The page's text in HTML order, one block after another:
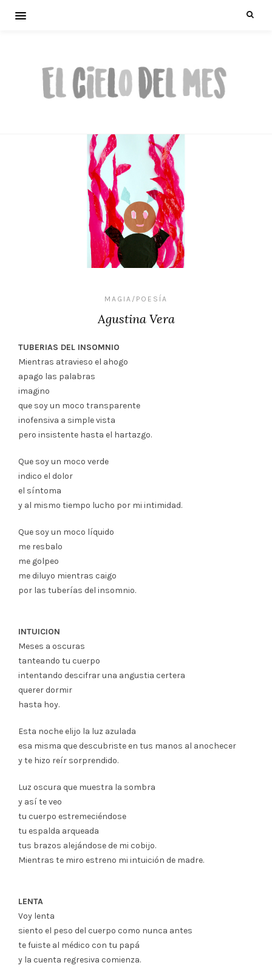
MAGIA/POESÍA
Agustina Vera
TUBERIAS DEL INSOMNIO
Mientras atravieso el ahogo
apago las palabras
imagino
que soy un moco transparente
inofensiva a simple vista
pero insistente hasta el hartazgo.
Que soy un moco verde
indico el dolor
el síntoma
y al mismo tiempo lucho por mi intimidad.
Que soy un moco líquido
me resbalo
me golpeo
me diluyo mientras caigo
por las tuberías del insomnio.
INTUICION
Meses a oscuras
tanteando tu cuerpo
intentando descifrar una angustia certera
querer dormir
hasta hoy.
Esta noche elijo la luz azulada
esa misma que descubriste en tus manos al anochecer
y te hizo reír sorprendido.
Luz oscura que muestra la sombra
y así te veo
tu cuerpo estremeciéndose
tu espalda arqueada
tus brazos alejándose de mi cobijo.
Mientras te miro estreno mi intuición de madre.
LENTA
Voy lenta
siento el peso del cuerpo como nunca antes
te fuiste al médico con tu papá
y la cuenta regresiva comienza.